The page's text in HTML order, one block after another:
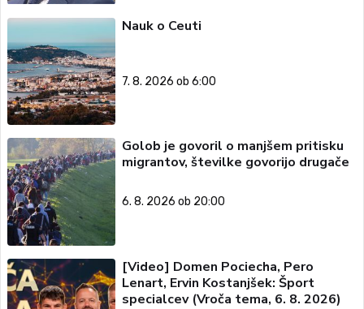
Nauk o Ceuti
7. 8. 2026 ob 6:00
Golob je govoril o manjšem pritisku
migrantov, številke govorijo drugače
6. 8. 2026 ob 20:00
[Video] Domen Pociecha, Pero
Lenart, Ervin Kostanjšek: Šport
specialcev (Vroča tema, 6. 8. 2026)